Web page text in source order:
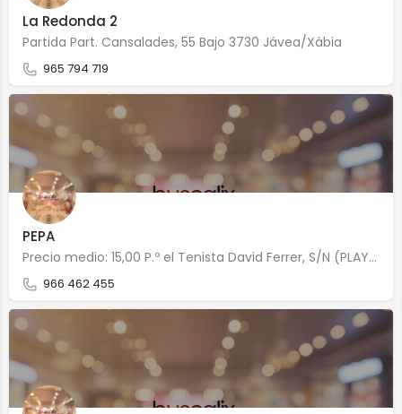
La Redonda 2
Partida Part. Cansalades, 55 Bajo 3730 Jávea/Xàbia
965 794 719
PEPA
Precio medio: 15,00 P.º el Tenista David Ferrer, S/N (PLAYA DEL ARENAL) 3730 Jávea/Xàbia
966 462 455